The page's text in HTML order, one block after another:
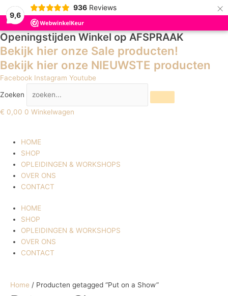
9,6
936 Reviews ×
Openingstijden Winkel op AFSPRAAK
Bekijk hier onze Sale producten!
Bekijk hier onze NIEUWSTE producten
Facebook Instagram Youtube
Zoeken
€ 0,00 0 Winkelwagen
HOME
SHOP
OPLEIDINGEN & WORKSHOPS
OVER ONS
CONTACT
HOME
SHOP
OPLEIDINGEN & WORKSHOPS
OVER ONS
CONTACT
Home / Producten getagged “Put on a Show”